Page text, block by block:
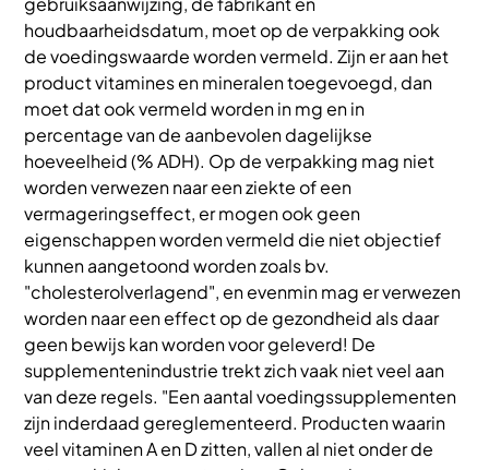
houdbaarheidsdatum, moet op de verpakking ook
de voedingswaarde worden vermeld. Zijn er aan het
product vitamines en mineralen toegevoegd, dan
moet dat ook vermeld worden in mg en in
percentage van de aanbevolen dagelijkse
hoeveelheid (% ADH). Op de verpakking mag niet
worden verwezen naar een ziekte of een
vermageringseffect, er mogen ook geen
eigenschappen worden vermeld die niet objectief
kunnen aangetoond worden zoals bv.
"cholesterolverlagend", en evenmin mag er verwezen
worden naar een effect op de gezondheid als daar
geen bewijs kan worden voor geleverd! De
supplementenindustrie trekt zich vaak niet veel aan
van deze regels. "Een aantal voedingssupplementen
zijn inderdaad gereglementeerd. Producten waarin
veel vitaminen A en D zitten, vallen al niet onder de